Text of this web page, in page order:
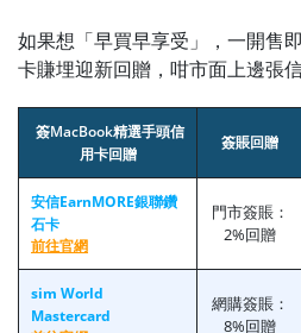
如果想「早買早享受」，一開售
卡賺埋迎新回贈，咁市面上邊張
簽MacBook精選手頭信
用卡回贈
簽賬回贈
安信EarnMORE銀聯鑽
石卡
前往官網
門市簽賬：
2%回贈
sim World
Mastercard
網購簽賬：
8%回贈